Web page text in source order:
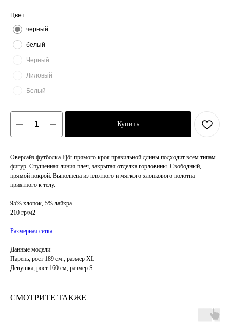
Цвет
черный
белый
Черный
Лиловый
Белый
Купить
Оверсайз футболка Fjӧr прямого кроя правильной длины подходит всем типам
фигур. Спущенная линия плеч, закрытая отделка горловины. Свободный,
прямой покрой. Выполнена из плотного и мягкого хлопкового полотна
приятного к телу.
95% хлопок, 5% лайкра
210 гр/м2
Размерная сетка
Данные модели
Парень, рост 189 см., размер XL
Девушка, рост 160 см, размер S
СМОТРИТЕ ТАКЖЕ